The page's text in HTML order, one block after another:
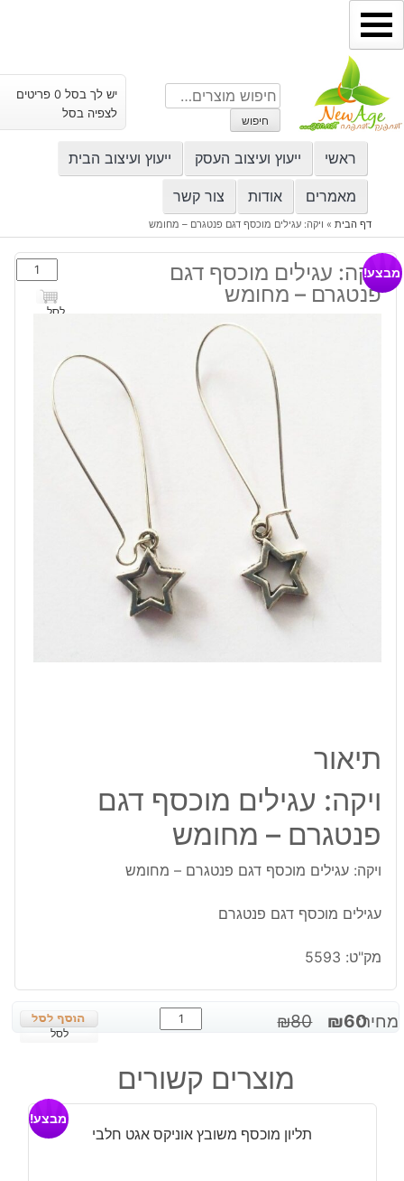
דילוג
לתוכן
חיפוש
עבור:
חיפוש
יש לך בסל 0 פריטים
לצפיה בסל
ראשי ייעוץ ועיצוב העסק ייעוץ ועיצוב הבית
מאמרים אודות צור קשר
דף הבית» ויקה: עגילים מוכסף דגם פנטגרם – מחומש
ויקה: עגילים מוכסף דגם
פנטגרם – מחומש
כמות
של
ויקה:
דגם
-
לסל
מבצע!
תיאור
ויקה: עגילים מוכסף דגם
פנטגרם – מחומש
ויקה: עגילים מוכסף דגם פנטגרם – מחומש
עגילים מוכסף דגם פנטגרם
מק"ט: 5593
מחיר: ₪80
המחיר
₪60
המחיר
כמות
של
עגילים
מוכסף
פנטגרם
לסל
מוצרים קשורים
תליון מוכסף משובץ אוניקס אגט חלבי
מבצע!